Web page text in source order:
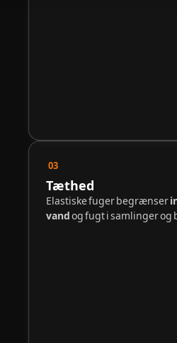
03
Tæthed
Elastiske fuger begrænser
vandog fugt i samlinger og